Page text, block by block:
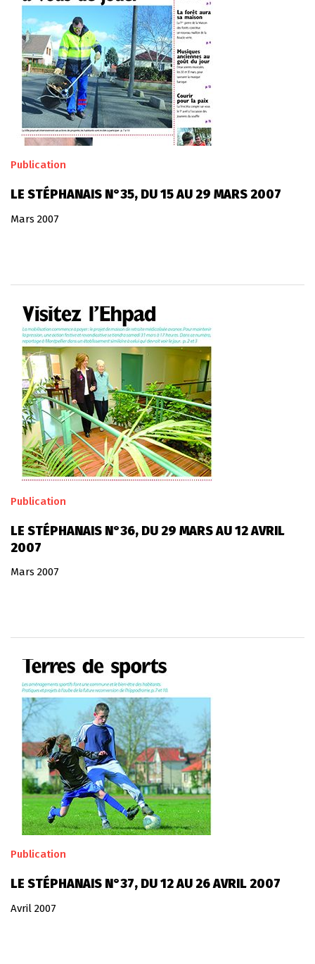
Publication
LE STÉPHANAIS N°35, DU 15 AU 29 MARS 2007
Mars 2007
Publication
LE STÉPHANAIS N°36, DU 29 MARS AU 12 AVRIL
2007
Mars 2007
Publication
LE STÉPHANAIS N°37, DU 12 AU 26 AVRIL 2007
Avril 2007